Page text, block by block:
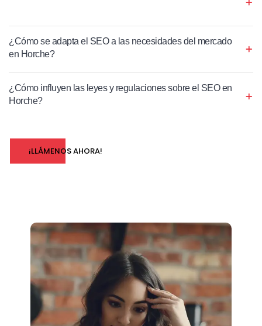
¿Cómo se adapta el SEO a las necesidades del mercado
en Horche?
¿Cómo influyen las leyes y regulaciones sobre el SEO en
Horche?
¡LLÁMENOS AHORA!